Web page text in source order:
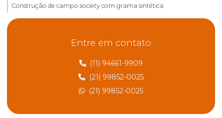
Construção de campo society com grama sintética
Construção de pisos esportivos
Construção de pisos esportivos de areia
Construção de pisos esportivos no rio de janeiro
Construção de pisos esportivos em sp
Construção de quadra de areia
Construção de quadra de areia em são paulo
Entre em contato
(11) 94661-9909
(21) 99852-0025
(21) 99852-0025